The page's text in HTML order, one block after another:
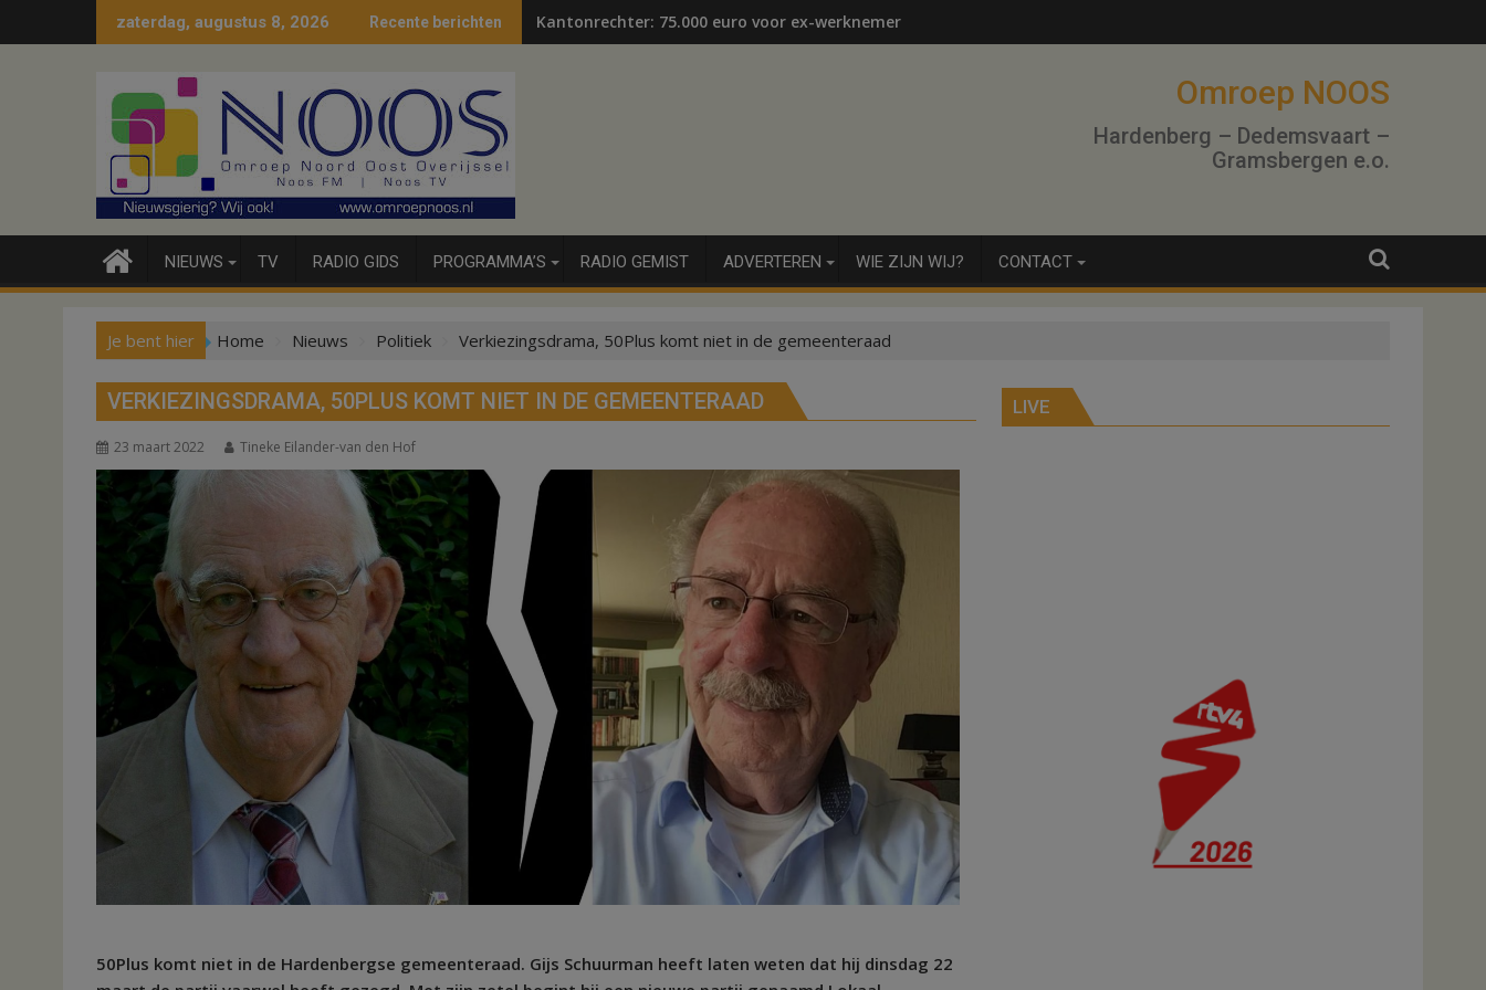
naar
zaterdag, augustus 8, 2026 Recente berichten Kantonrechter: 75.000 euro voor ex-werknemers
Omroep NOOS
Hardenberg – Dedemsvaart –
Gramsbergen e.o.
NIEUWS TV RADIO GIDS PROGRAMMA’S RADIO GEMIST ADVERTEREN WIE ZIJN WIJ? CONTACT
Je bent hier Home Nieuws Politiek Verkiezingsdrama, 50Plus komt niet in de gemeenteraad
VERKIEZINGSDRAMA, 50PLUS KOMT NIET IN DE GEMEENTERAAD
23 maart 2022 Tineke Eilander-van den Hof
50Plus komt niet in de Hardenbergse gemeenteraad. Gijs Schuurman heeft laten weten dat hij dinsdag 22
LIVE